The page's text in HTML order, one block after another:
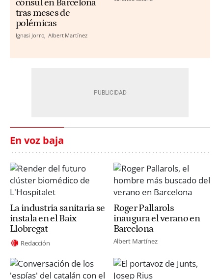
cónsul en Barcelona
tras meses de
polémicas
Ignasi Jorro Albert Martínez
En voz baja
La industria sanitaria se
instala en el Baix
Llobregat
Redacción
Roger Pallarols
inaugura el verano en
Barcelona
Albert Martínez